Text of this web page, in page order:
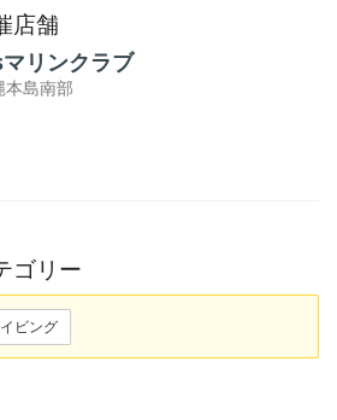
店舗
リンクラブ
本島南部
ゴリー
ビング